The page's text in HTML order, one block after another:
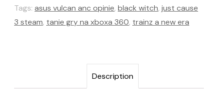
Tags: asus vulcan anc opinie, black witch, just cause
3 steam, tanie gry na xboxa 360, trainz a new era
Description